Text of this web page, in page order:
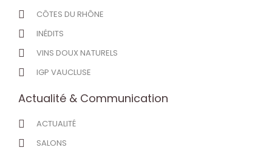
CÔTES DU RHÔNE
INÉDITS
VINS DOUX NATURELS
IGP VAUCLUSE
Actualité & Communication
ACTUALITÉ
SALONS